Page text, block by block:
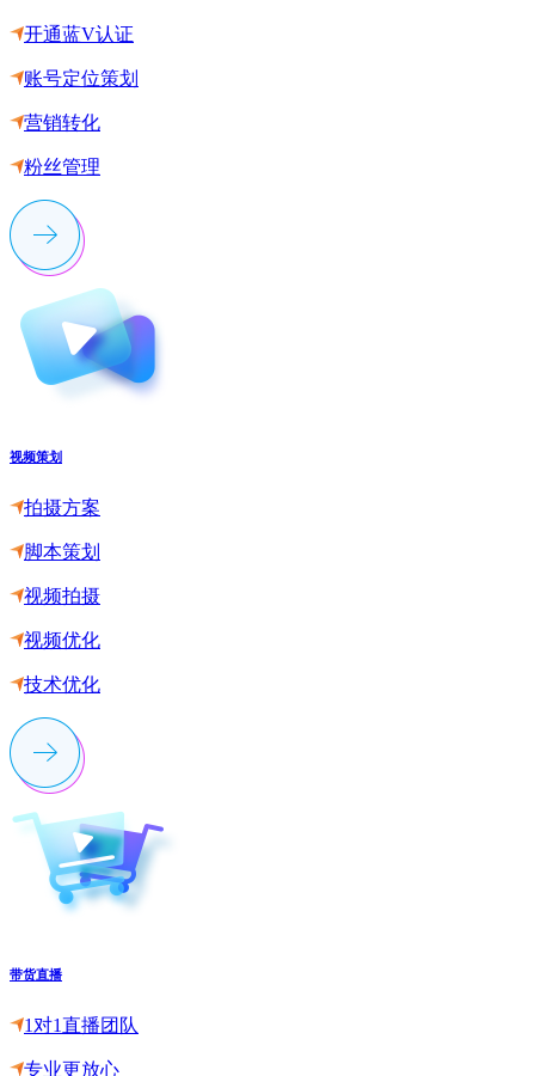
开通蓝V认证
账号定位策划
营销转化
粉丝管理
视频策划
拍摄方案
脚本策划
视频拍摄
视频优化
技术优化
带货直播
1对1直播团队
专业更放心